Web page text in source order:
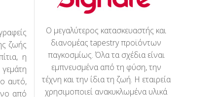
ζωής
η
αυτό,
από
Ο μεγαλύτερος κατασκευαστής και
διανομέας tapestry προϊόντων
παγκοσμίως. Όλα τα σχέδια είναι
εμπνευσμένα από τη φύση, την
τέχνη και την ίδια τη ζωή. Η εταιρεία
χρησιμοποιεί ανακυκλωμένα υλικά